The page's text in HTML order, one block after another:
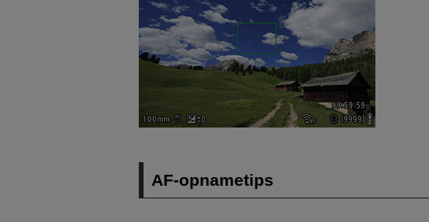
AF-opnametips